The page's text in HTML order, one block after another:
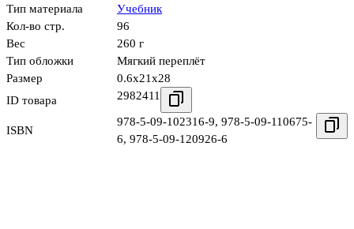
Тип материала
Учебник
Кол-во стр.
96
Вес
260 г
Тип обложки
Мягкий переплёт
Размер
0.6x21x28
ID товара
2982411
ISBN
978-5-09-102316-9, 978-5-09-110675-
6, 978-5-09-120926-6